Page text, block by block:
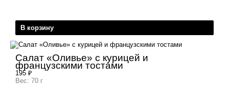
В корзину
Салат «Оливье» с курицей и
французскими тостами
195 ₽
Вес: 70 г